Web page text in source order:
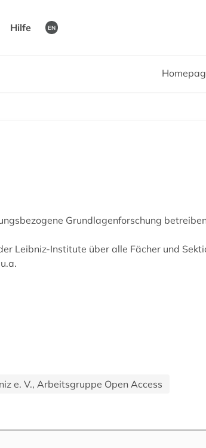
Hilfe EN
Grundlagenforschung
Leibniz-Institute über alle Fächer und
e. V., Arbeitsgruppe Open Access